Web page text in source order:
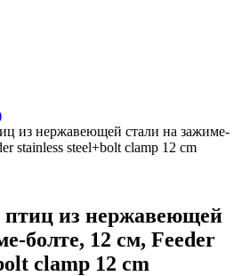
из нержавеющей стали на зажиме-
stainless steel+bolt clamp 12 cm
из нержавеющей
болте, 12 см, Feeder
clamp 12 cm